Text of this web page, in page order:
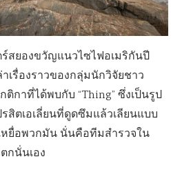
สยองขวัญแนวไซไฟอเมริกันปี
าเรื่องราวของกลุ่มนักวิจัยชาว
กาที่ได้พบกับ “Thing” ซึ่งเป็นรูป
สิตเอเลี่ยนที่ดูดซึมแล้วเลียนแบบ
หยื่อพวกมัน นั่นคือทีมสำรวจใน
กนั่นเอง